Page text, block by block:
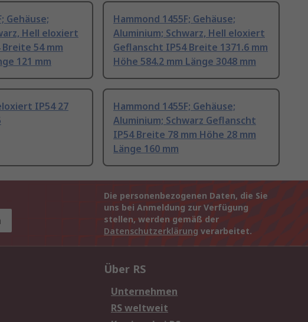
Gehäuse;
Hell eloxiert
54 mm
121 mm
Hammond 1455F; Gehäuse;
Aluminium; Schwarz, Hell eloxiert
Geflanscht IP54 Breite 1371.6 mm
Höhe 584.2 mm Länge 3048 mm
IP54 27
Hammond 1455F; Gehäuse;
Aluminium; Schwarz Geflanscht
IP54 Breite 78 mm Höhe 28 mm
Länge 160 mm
Die personenbezogenen Daten, die Sie
uns bei Anmeldung zur Verfügung
stellen, werden gemäß der
Datenschutzerklärung verarbeitet.
Über RS
Unternehmen
RS weltweit